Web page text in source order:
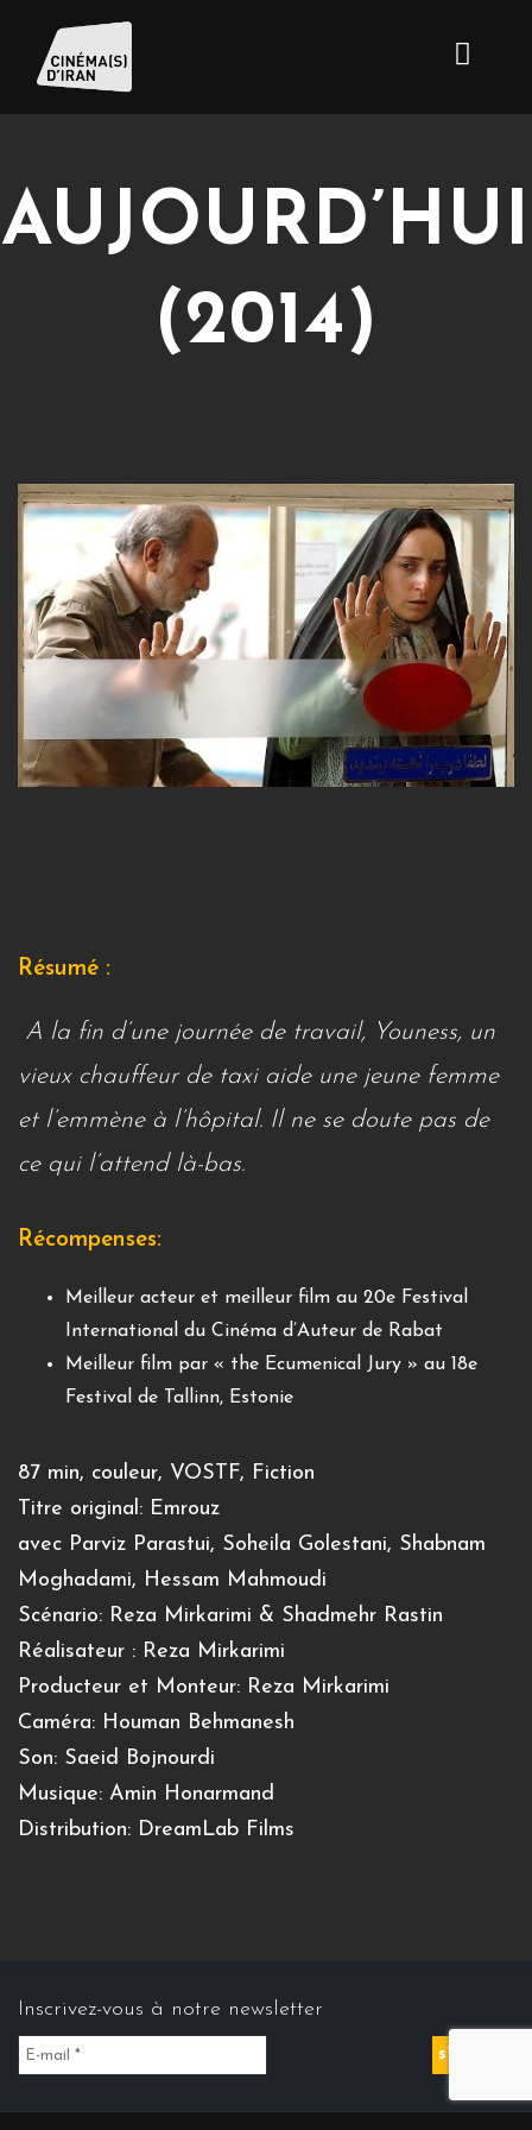
AUJOURD’HUI
(2014)
Résumé :
A la fin d’une journée de travail, Youness, un
vieux chauffeur de taxi aide une jeune femme
et l’emmène à l’hôpital. Il ne se doute pas de
ce qui l’attend là-bas.
Récompenses:
Meilleur acteur et meilleur film au 20e Festival
International du Cinéma d’Auteur de Rabat
Meilleur film par « the Ecumenical Jury » au 18e
Festival de Tallinn, Estonie
87 min, couleur, VOSTF, Fiction
Titre original: Emrouz
avec Parviz Parastui, Soheila Golestani, Shabnam
Moghadami, Hessam Mahmoudi
Scénario: Reza Mirkarimi & Shadmehr Rastin
Réalisateur : Reza Mirkarimi
Producteur et Monteur: Reza Mirkarimi
Caméra: Houman Behmanesh
Son: Saeid Bojnourdi
Musique: Amin Honarmand
Distribution: DreamLab Films
Inscrivez-vous à notre newsletter